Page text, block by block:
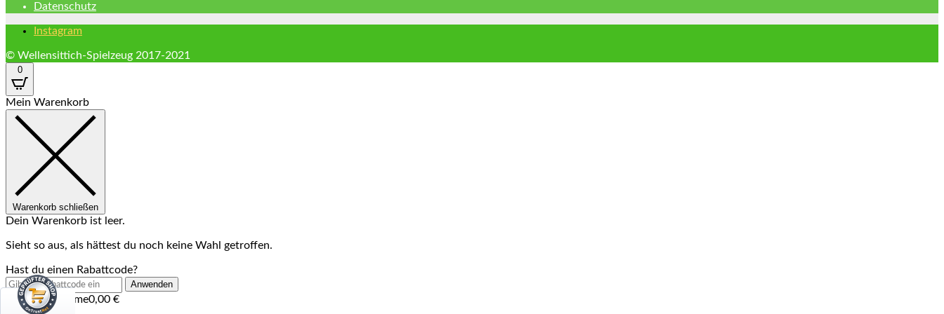
Datenschutz
Instagram
© Wellensittich-Spielzeug 2017-2021
0
Mein Warenkorb
Warenkorb schließen
Dein Warenkorb ist leer.
Sieht so aus, als hättest du noch keine Wahl getroffen.
Hast du einen Rabattcode?
Anwenden
Zwischensumme0,00 €